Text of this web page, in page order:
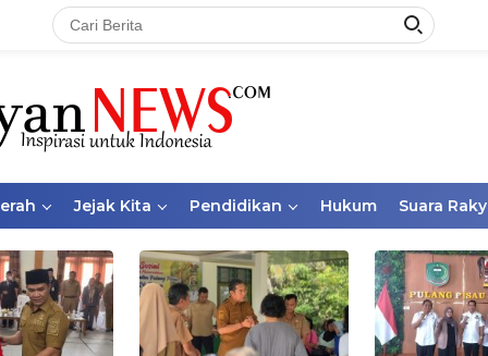
Jejak Kita Pendidikan Hukum Suara